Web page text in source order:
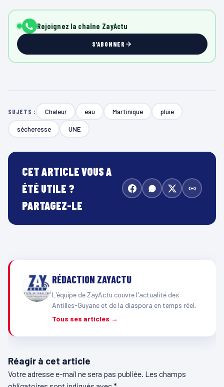
Rejoignez la chaîne ZayActu
S'ABONNER
SUJETS : Chaleur eau Martinique pluie
sécheresse UNE
CET ARTICLE VOUS A
ÉTÉ UTILE ?
PARTAGEZ-LE
RÉDACTION ZAYACTU
L'équipe de ZayActu couvre l'actualité des
Antilles-Guyane et de la diaspora en temps réel.
Tous ses articles →
Réagir à cet article
Votre adresse e-mail ne sera pas publiée. Les champs